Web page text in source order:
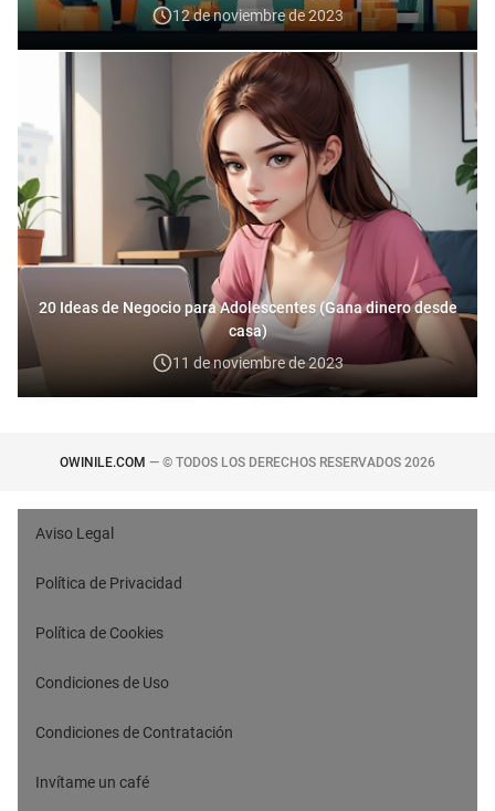
12 de noviembre de 2023
20 Ideas de Negocio para Adolescentes (Gana dinero desde
casa)
11 de noviembre de 2023
OWINILE.COM — © TODOS LOS DERECHOS RESERVADOS 2026
Aviso Legal
Política de Privacidad
Política de Cookies
Condiciones de Uso
Condiciones de Contratación
Invítame un café